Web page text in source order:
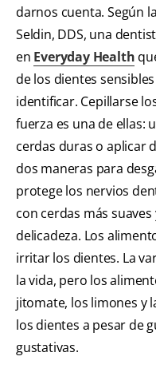
darnos cuenta. Según
Seldin, DDS, una
en Everyday Health
de los dientes
identificar. Cepillarse
fuerza es una de ellas:
cerdas duras o aplicar
dos maneras para
protege los nervios
con cerdas más
delicadeza. Los
irritar los dientes. La
la vida, pero los
jitomate, los limones y
los dientes a pesar de
gustativas.